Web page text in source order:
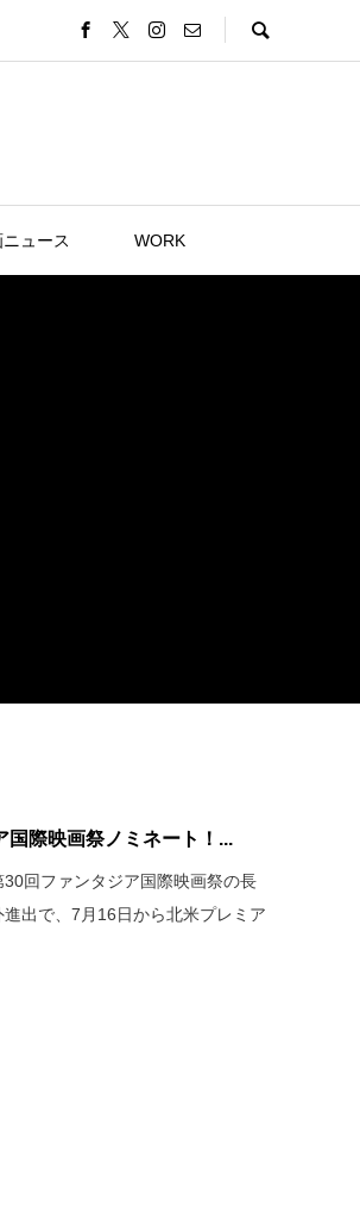
ュース WORK
国際映画祭ノミネート！...
回ファンタジア国際映画祭の長
出で、7月16日から北米プレミア